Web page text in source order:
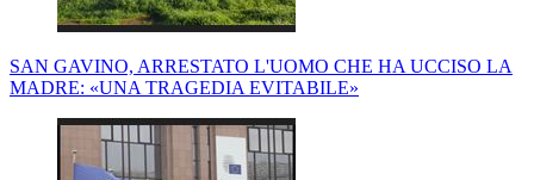
SAN GAVINO, ARRESTATO L'UOMO CHE HA UCCISO LA
MADRE: «UNA TRAGEDIA EVITABILE»